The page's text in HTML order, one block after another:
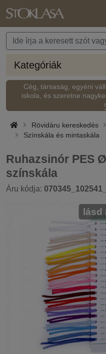
Kategóriák
Cég, társaság, egyéni
iskola, és szeretne
Rövidáru kereskedés
Színskála és mintaskála
Ruhazsinór PES
színskála
Áru kódja:
lásd